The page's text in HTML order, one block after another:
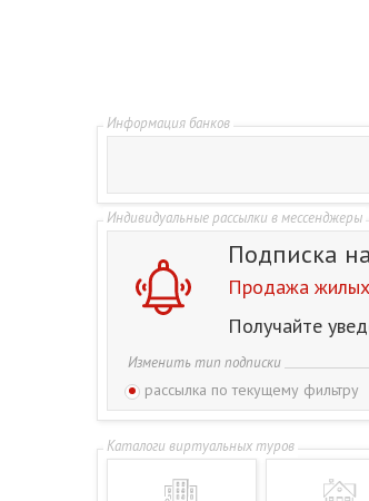
Подписка
Продажа
Получайте
Изменить тип подписки
рассылка по текущему фильтру